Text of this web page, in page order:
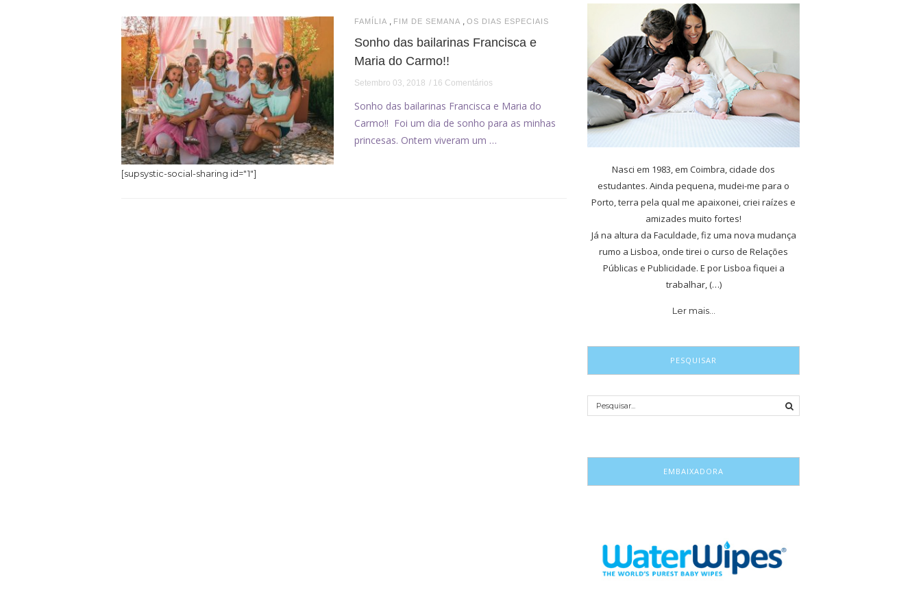
FAMÍLIA FIM DE SEMANA OS DIAS ESPECIAIS
Sonho das bailarinas Francisca e
Maria do Carmo!!
Setembro 03, 2018 16 Comentários
Sonho das bailarinas Francisca e Maria do
Carmo!! Foi um dia de sonho para as minhas
princesas. Ontem viveram um …
[supsystic-social-sharing id="1"]
Nasci em 1983, em Coimbra, cidade dos
estudantes. Ainda pequena, mudei-me para o
Porto, terra pela qual me apaixonei, criei raízes e
amizades muito fortes!
Já na altura da Faculdade, fiz uma nova mudança
rumo a Lisboa, onde tirei o curso de Relações
Públicas e Publicidade. E por Lisboa fiquei a
trabalhar, (…)
Ler mais…
PESQUISAR
EMBAIXADORA